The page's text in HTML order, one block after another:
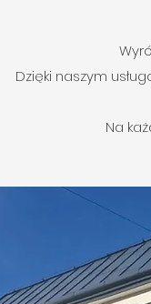
Dzięki naszym
Na